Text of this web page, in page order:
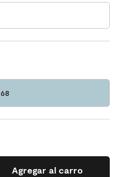
Agregar al carro